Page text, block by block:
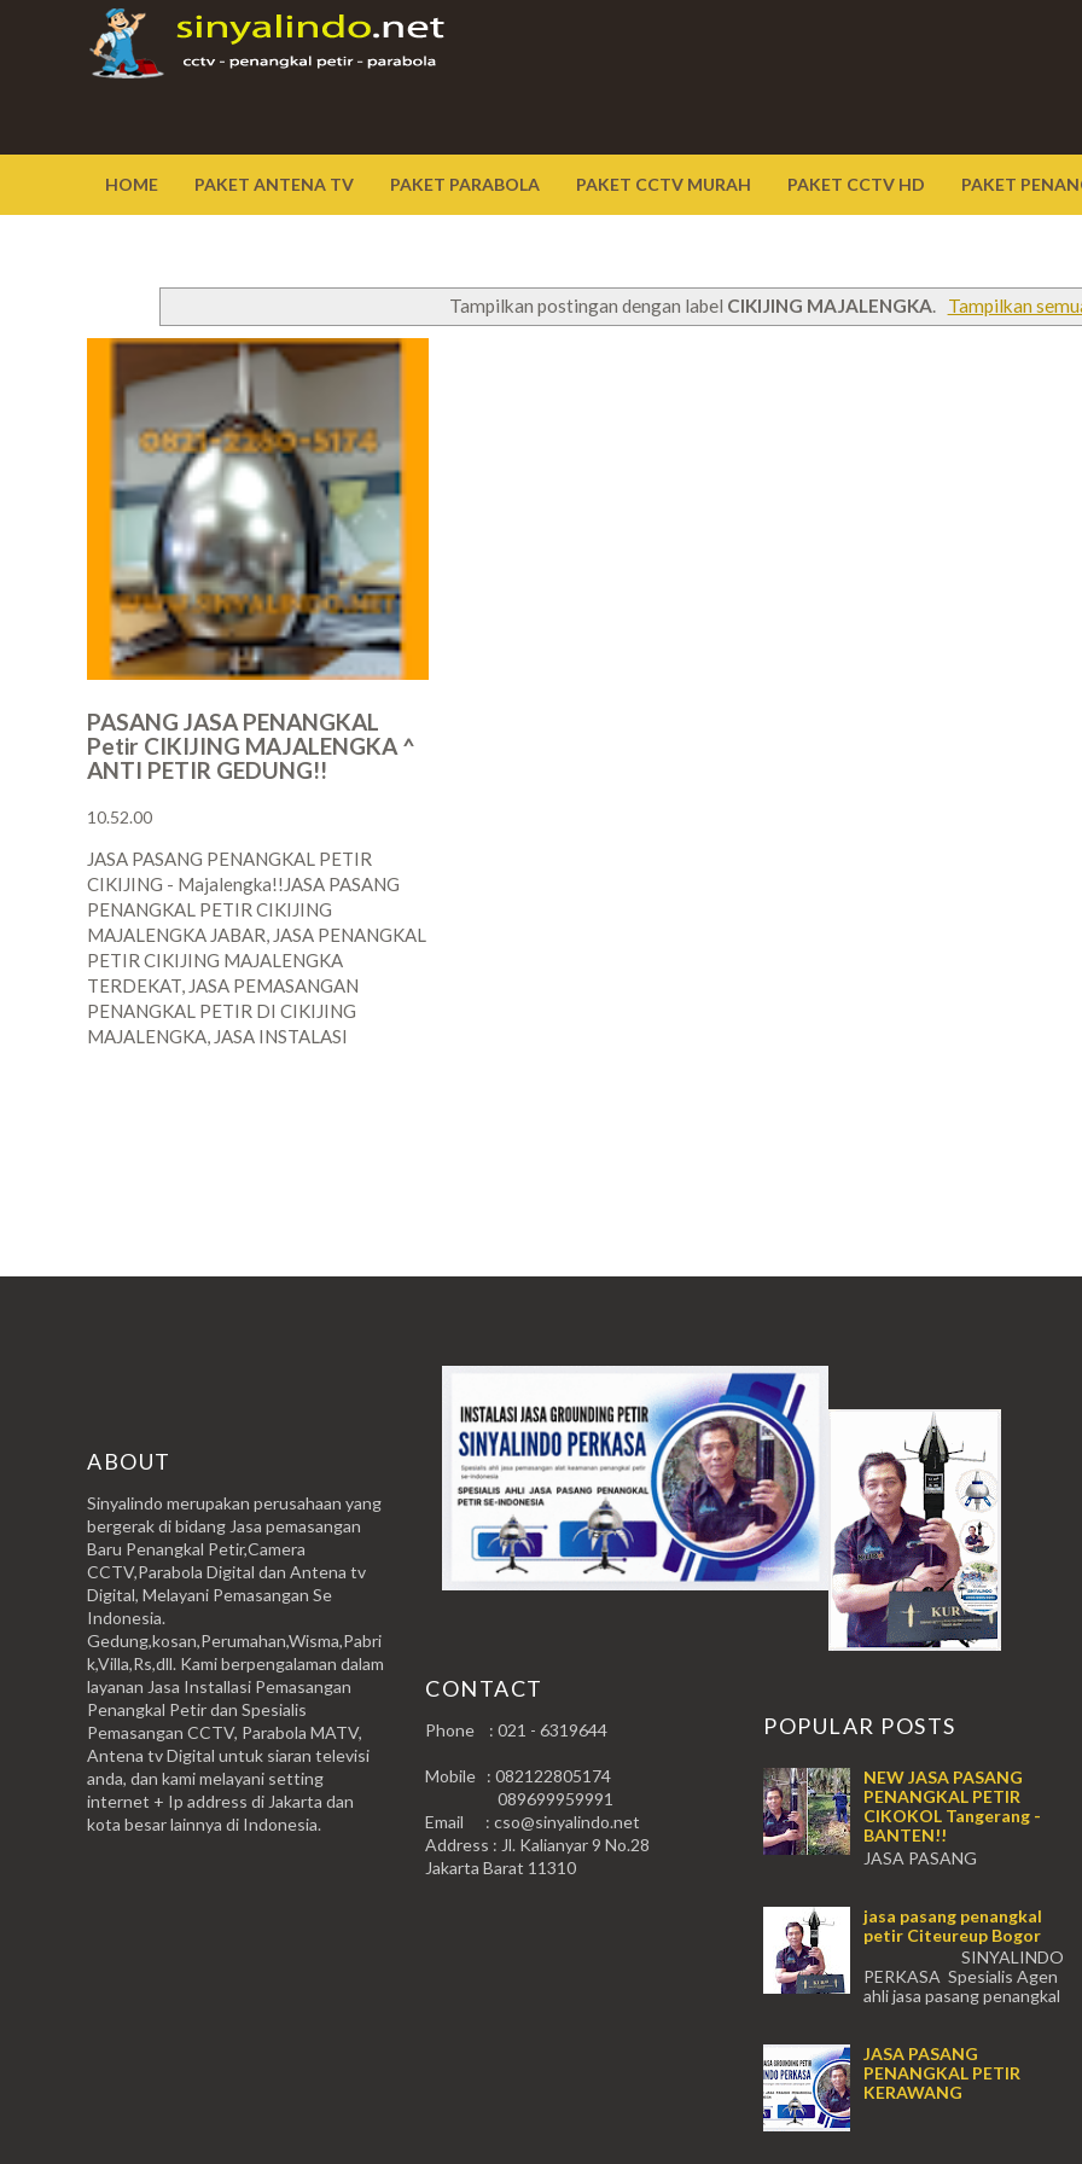
HOME PAKET ANTENA TV PAKET PARABOLA PAKET CCTV MURAH PAKET CCTV HD PAKET
Tampilkan postingan dengan label CIKIJING MAJALENGKA. Tampilkan
PASANG JASA PENANGKAL
Petir CIKIJING MAJALENGKA ^
ANTI PETIR GEDUNG!!
10.52.00
JASA PASANG PENANGKAL PETIR
CIKIJING - Majalengka!!JASA PASANG
PENANGKAL PETIR CIKIJING
MAJALENGKA JABAR, JASA PENANGKAL
PETIR CIKIJING MAJALENGKA
TERDEKAT, JASA PEMASANGAN
PENANGKAL PETIR DI CIKIJING
MAJALENGKA, JASA INSTALASI
ABOUT
Sinyalindo merupakan perusahaan yang
bergerak di bidang Jasa pemasangan
Baru Penangkal Petir,Camera
CCTV,Parabola Digital dan Antena tv
Digital, Melayani Pemasangan Se
Indonesia.
Gedung,kosan,Perumahan,Wisma,Pabri
k,Villa,Rs,dll. Kami berpengalaman dalam
layanan Jasa Installasi Pemasangan
Penangkal Petir dan Spesialis
Pemasangan CCTV, Parabola MATV,
Antena tv Digital untuk siaran televisi
anda, dan kami melayani setting
internet + Ip address di Jakarta dan
kota besar lainnya di Indonesia.
CONTACT
Phone : 021 - 6319644
Mobile : 082122805174
089699959991
Email : cso@sinyalindo.net
Address : Jl. Kalianyar 9 No.28
Jakarta Barat 11310
POPULAR POSTS
NEW JASA PASANG
PENANGKAL PETIR
CIKOKOL Tangerang -
BANTEN!!
JASA PASANG
PENANGKAL PETIR CIKOKOL
TANGERANG , JASA PENANGKAL
PETIR CIKOKOL TANGERANG ...
jasa pasang penangkal
petir Citeureup Bogor
SINYALINDO
PERKASA Spesialis Agen
ahli jasa pasang penangkal
JASA PASANG
PENANGKAL PETIR
KERAWANG